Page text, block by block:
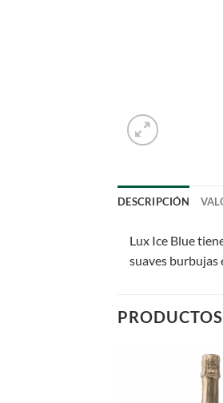
DESCRIPCIÓN
Lux Ice Blue
suaves burbujas